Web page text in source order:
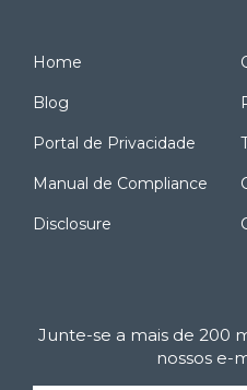
Home
Blog
Portal de Privacidade
Manual de Compliance
Disclosure
Junte-se a mais de 200
nossos e-